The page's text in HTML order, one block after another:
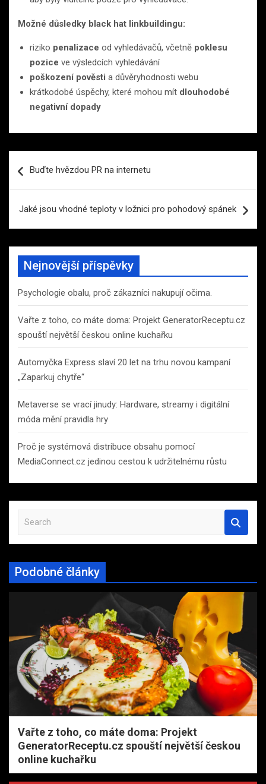
Možné důsledky black hat linkbuildingu:
riziko penalizace od vyhledávačů, včetně poklesu
pozice ve výsledcích vyhledávání
poškození pověsti a důvěryhodnosti webu
krátkodobé úspěchy, které mohou mít dlouhodobé
negativní dopady
proBuďte hvězdou PR na internetu
Jaké jsou vhodné teploty v ložnici pro pohodový spánek
Nejnovější příspěvky
Psychologie obalu, proč zákazníci nakupují očima.
Vařte z toho, co máte doma: Projekt GeneratorReceptu.cz
spouští největší českou online kuchařku
Automyčka Express slaví 20 let na trhu novou kampaní
„Zaparkuj chytře“
Metaverse se vrací jinudy: Hardware, streamy i digitální
móda mění pravidla hry
Proč je systémová distribuce obsahu pomocí
MediaConnect.cz jedinou cestou k udržitelnému růstu
a
r
c
Podobné články
Vařte z toho, co máte doma: Projekt
GeneratorReceptu.cz spouští největší českou
online kuchařku